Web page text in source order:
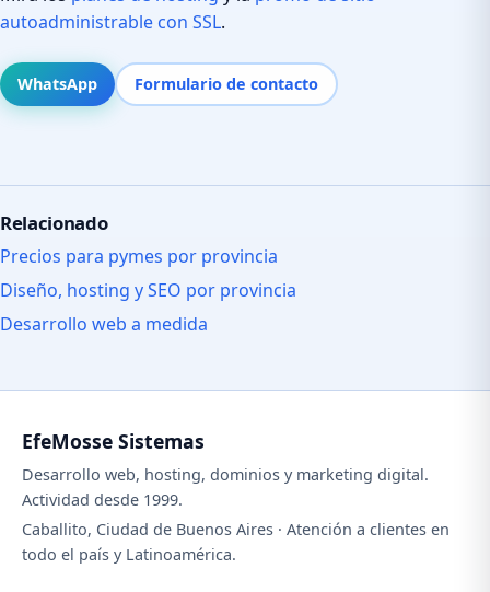
autoadministrable con SSL.
WhatsApp Formulario de contacto
Relacionado
Precios para pymes por provincia
Diseño, hosting y SEO por provincia
Desarrollo web a medida
EfeMosse Sistemas
Desarrollo web, hosting, dominios y marketing digital.
Actividad desde 1999.
Caballito, Ciudad de Buenos Aires · Atención a clientes en
todo el país y Latinoamérica.